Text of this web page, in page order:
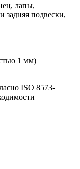
лапы,
задняя подвески,
1 мм)
ISO 8573-